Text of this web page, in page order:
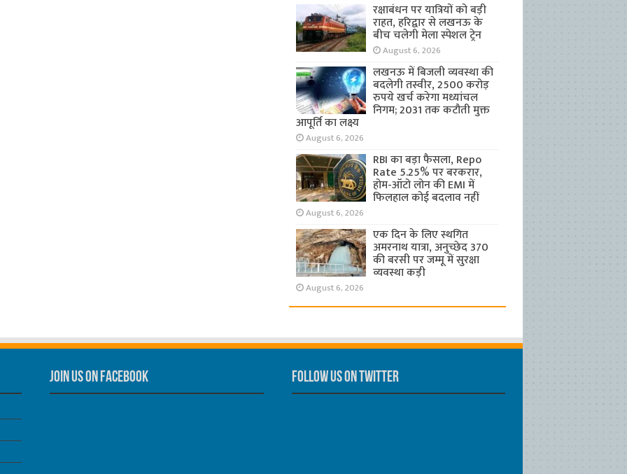
रक्षाबंधन पर यात्रियों को बड़ी
राहत, हरिद्वार से लखनऊ के
बीच चलेगी मेला स्पेशल ट्रेन
August 6, 2026
लखनऊ में बिजली व्यवस्था की
बदलेगी तस्वीर, 2500 करोड़
रुपये खर्च करेगा मध्यांचल
निगम; 2031 तक कटौती मुक्त
आपूर्ति का लक्ष्य
August 6, 2026
RBI का बड़ा फैसला, Repo
Rate 5.25% पर बरकरार,
होम-ऑटो लोन की EMI में
फिलहाल कोई बदलाव नहीं
August 6, 2026
एक दिन के लिए स्थगित
अमरनाथ यात्रा, अनुच्छेद 370
की बरसी पर जम्मू में सुरक्षा
व्यवस्था कड़ी
August 6, 2026
Join us on Facebook Follow us on Twitter